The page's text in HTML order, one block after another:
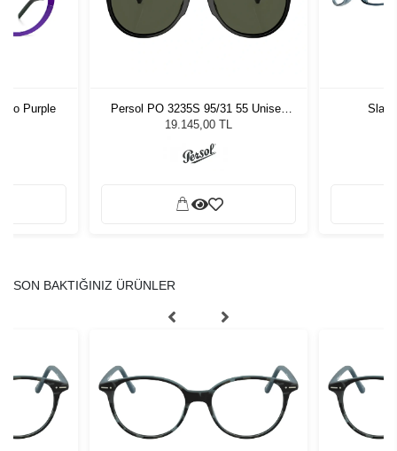
Purple
Persol PO 3235S 95/31 55 Unisex
Güneş Gözlüğü
19.145,00 TL
SON BAKTIĞINIZ ÜRÜNLER